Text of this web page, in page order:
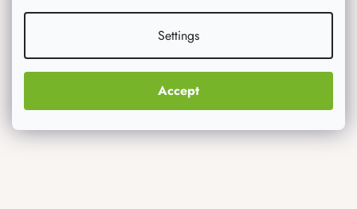
Settings
Accept
Kaj vas najbolj zanima
Novosti